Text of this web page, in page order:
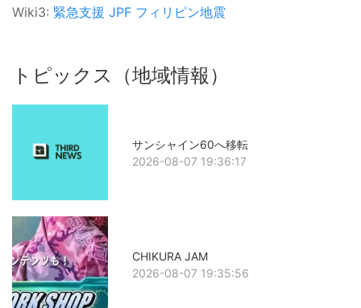
Wiki3: 緊急支援 JPF フィリピン地震
トピックス（地域情報）
サンシャイン60へ移転
2026-08-07 19:36:17
CHIKURA JAM
2026-08-07 19:35:56